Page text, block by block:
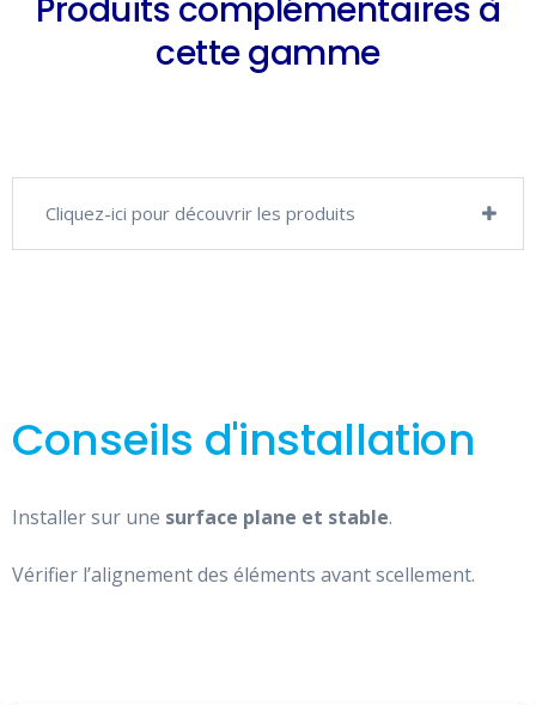
Produits complémentaires à
cette gamme
Cliquez-ici pour découvrir les produits
Conseils d'installation
Installer sur une surface plane et stable.
Vérifier l’alignement des éléments avant scellement.